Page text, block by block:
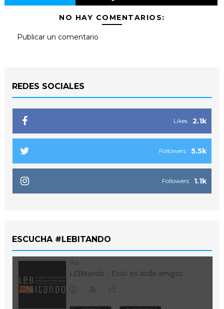
NO HAY COMENTARIOS:
Publicar un comentario
REDES SOCIALES
2.1k
Likes
5.5k
Followers
1.1k
Followers
ESCUCHA #LEBITANDO